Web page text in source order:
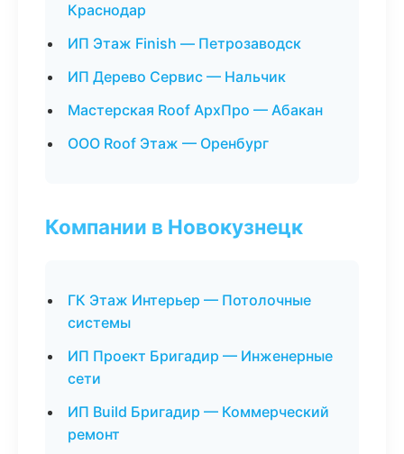
Краснодар
ИП Этаж Finish — Петрозаводск
ИП Дерево Сервис — Нальчик
Мастерская Roof АрхПро — Абакан
ООО Roof Этаж — Оренбург
Компании в Новокузнецк
ГК Этаж Интерьер — Потолочные
системы
ИП Проект Бригадир — Инженерные
сети
ИП Build Бригадир — Коммерческий
ремонт